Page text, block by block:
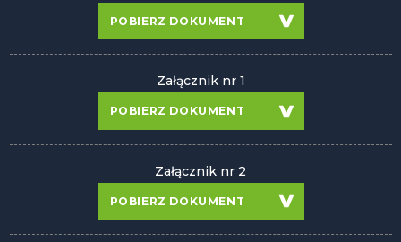
POBIERZ DOKUMENT
Załącznik nr 1
POBIERZ DOKUMENT
Załącznik nr 2
POBIERZ DOKUMENT